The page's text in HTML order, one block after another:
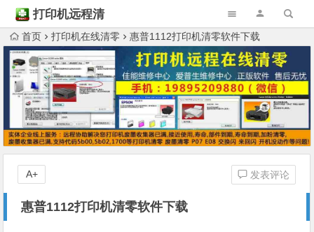
打印机远程清
零首页 打印机在线清零 惠普1112打印机清零软件下载
惠普1112打印机清零软件下载
发表评论
A+